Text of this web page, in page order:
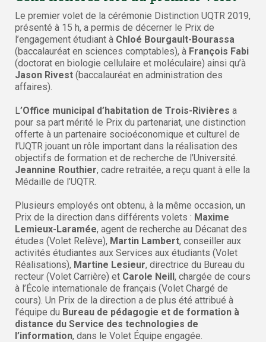
Le premier volet de la cérémonie Distinction UQTR 2019,
présenté à 15 h, a permis de décerner le Prix de
l’engagement étudiant à Chloé Bourgault-Bourassa
(baccalauréat en sciences comptables), à François Fabi
(doctorat en biologie cellulaire et moléculaire) ainsi qu’à
Jason Rivest (baccalauréat en administration des
affaires).
L’Office municipal d’habitation de Trois-Rivières a
pour sa part mérité le Prix du partenariat, une distinction
offerte à un partenaire socioéconomique et culturel de
l’UQTR jouant un rôle important dans la réalisation des
objectifs de formation et de recherche de l’Université.
Jeannine Routhier, cadre retraitée, a reçu quant à elle la
Médaille de l’UQTR.
Plusieurs employés ont obtenu, à la même occasion, un
Prix de la direction dans différents volets : Maxime
Lemieux-Laramée, agent de recherche au Décanat des
études (Volet Relève), Martin Lambert, conseiller aux
activités étudiantes aux Services aux étudiants (Volet
Réalisations), Martine Lesieur, directrice du Bureau du
recteur (Volet Carrière) et Carole Neill, chargée de cours
à l’École internationale de français (Volet Chargé de
cours). Un Prix de la direction a de plus été attribué à
l’équipe du Bureau de pédagogie et de formation à
distance du Service des technologies de
l’information, dans le Volet Équipe engagée.